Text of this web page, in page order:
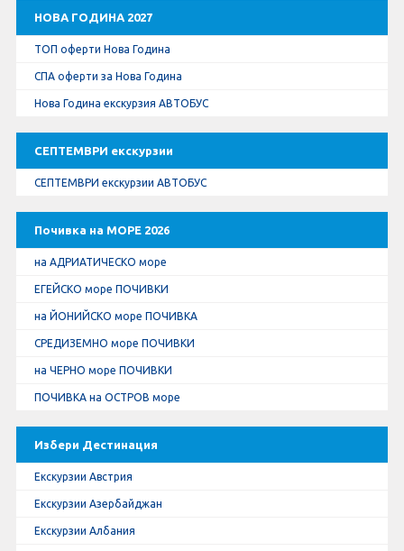
Документи
Лични данни
Общи условия
Стандартен Формуляр
КОНТАКТИ
НОВА ГОДИНА 2027
ТОП оферти Нова Година
СПА оферти за Нова Година
Нова Година екскурзия АВТОБУС
СЕПТЕМВРИ екскурзии
СЕПТЕМВРИ екскурзии АВТОБУС
Почивка на МОРЕ 2026
на АДРИАТИЧЕСКО море
ЕГЕЙСКО море ПОЧИВКИ
на ЙОНИЙСКО море ПОЧИВКА
СРЕДИЗЕМНО море ПОЧИВКИ
на ЧЕРНО море ПОЧИВКИ
ПОЧИВКА на ОСТРОВ море
Избери Дестинация
Екскурзии Австрия
Екскурзии Азербайджан
Екскурзии Албания